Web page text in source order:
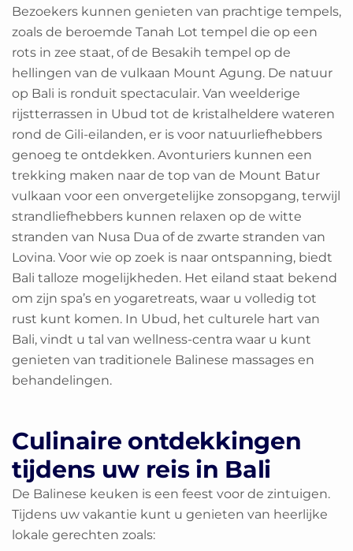
Bezoekers kunnen genieten van prachtige tempels,
zoals de beroemde Tanah Lot tempel die op een
rots in zee staat, of de Besakih tempel op de
hellingen van de vulkaan Mount Agung. De natuur
op Bali is ronduit spectaculair. Van weelderige
rijstterrassen in Ubud tot de kristalheldere wateren
rond de Gili-eilanden, er is voor natuurliefhebbers
genoeg te ontdekken. Avonturiers kunnen een
trekking maken naar de top van de Mount Batur
vulkaan voor een onvergetelijke zonsopgang, terwijl
strandliefhebbers kunnen relaxen op de witte
stranden van Nusa Dua of de zwarte stranden van
Lovina. Voor wie op zoek is naar ontspanning, biedt
Bali talloze mogelijkheden. Het eiland staat bekend
om zijn spa’s en yogaretreats, waar u volledig tot
rust kunt komen. In Ubud, het culturele hart van
Bali, vindt u tal van wellness-centra waar u kunt
genieten van traditionele Balinese massages en
behandelingen.
Culinaire ontdekkingen
tijdens uw reis in Bali
De Balinese keuken is een feest voor de zintuigen.
Tijdens uw vakantie kunt u genieten van heerlijke
lokale gerechten zoals: